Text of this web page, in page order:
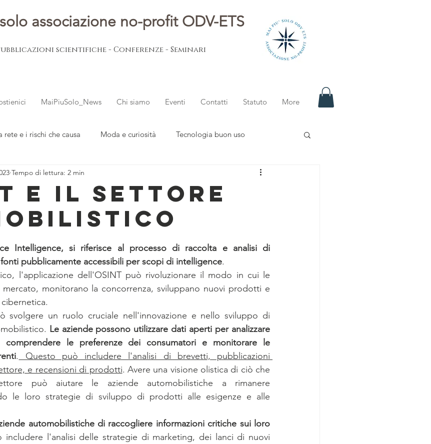
associazione no-profit ODV-ETS
scientifiche - Conferenze - Seminari
MaiPiuSolo_News Chi siamo Eventi Contatti Statuto More
rete e i rischi che causa Moda e curiosità Tecnologia buon uso
L'esperto risponde
e il settore
Tempo di lettura: 2 min
Intelligence, si riferisce al processo di raccolta e analisi di
pubblicamente accessibili per scopi di intelligence.
l'applicazione dell'OSINT può rivoluzionare il modo in cui le
monitorano la concorrenza, sviluppano nuovi prodotti e
svolgere un ruolo cruciale nell'innovazione e nello sviluppo di
Le aziende possono utilizzare dati aperti per analizzare
comprendere le preferenze dei consumatori e monitorare le
.
Questo può includere l'analisi di brevetti, pubblicazioni
e recensioni di prodotti. Avere una visione olistica di ciò che
può aiutare le aziende automobilistiche a rimanere
le loro strategie di sviluppo di prodotti alle esigenze e alle
automobilistiche di raccogliere informazioni critiche sui loro
includere l'analisi delle strategie di marketing, dei lanci di nuovi